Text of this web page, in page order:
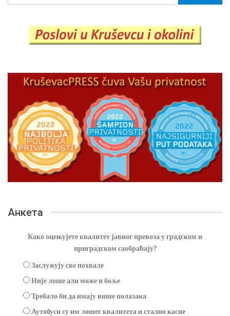
Анкета
Како оцењујете квалитет јавног превоза у градском и
приградском саобраћају?
Заслужују све похвале
Није лоше али може и боље
Требало би да имају више полазака
Аутобуси су им лошег квалитета и стално касне